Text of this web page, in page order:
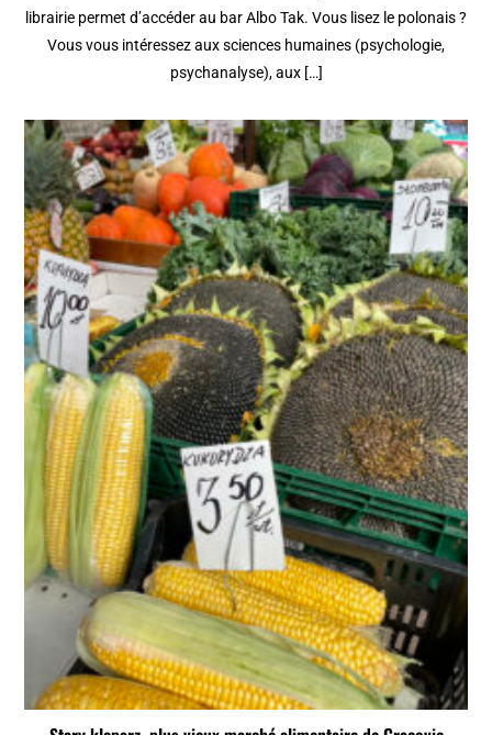
librairie permet d’accéder au bar Albo Tak. Vous lisez le polonais ?
Vous vous intéressez aux sciences humaines (psychologie,
psychanalyse), aux […]